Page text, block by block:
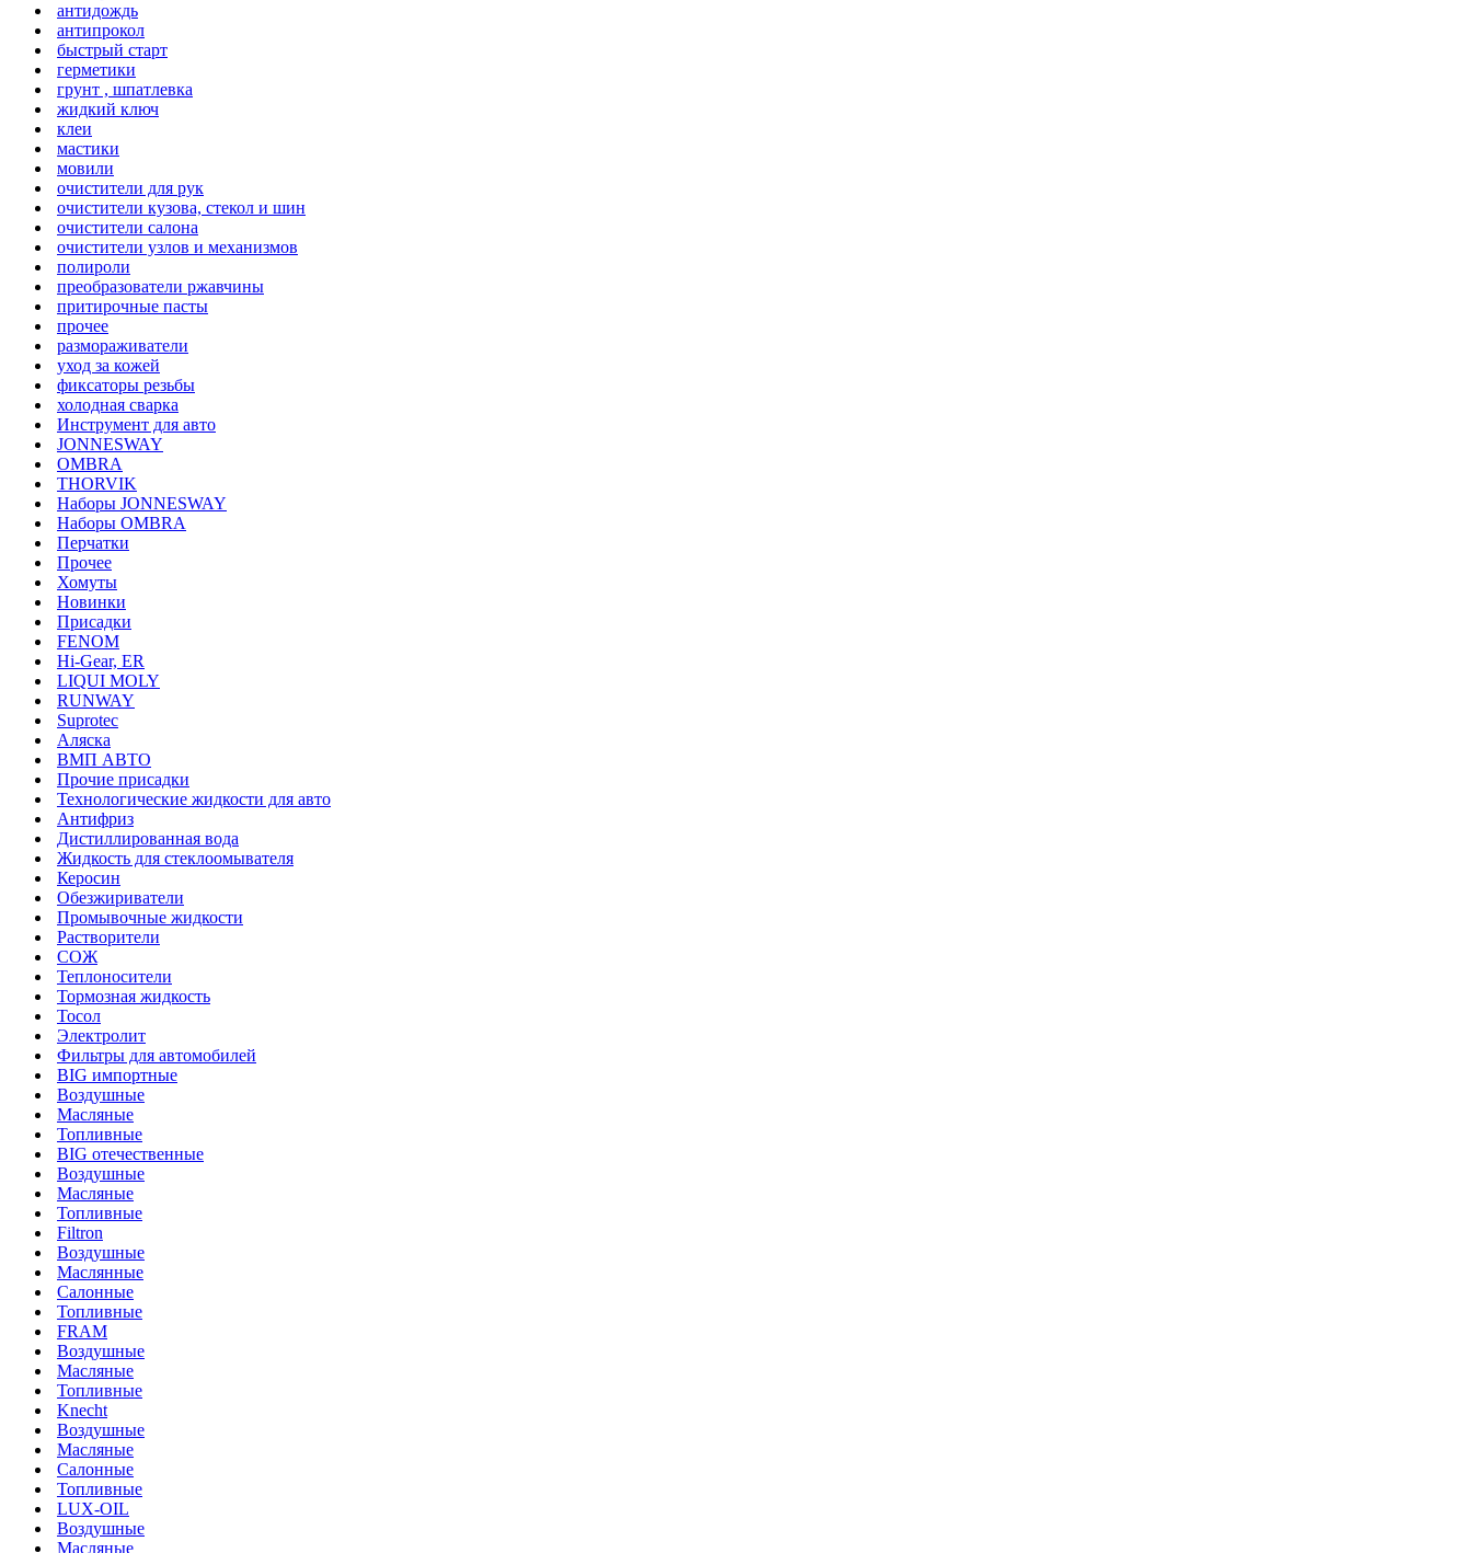
антидождь
антипрокол
быстрый старт
герметики
грунт , шпатлевка
жидкий ключ
клеи
мастики
мовили
очистители для рук
очистители кузова, стекол и шин
очистители салона
очистители узлов и механизмов
полироли
преобразователи ржавчины
притирочные пасты
прочее
размораживатели
уход за кожей
фиксаторы резьбы
холодная сварка
Инструмент для авто
JONNESWAY
OMBRA
THORVIK
Наборы JONNESWAY
Наборы OMBRA
Перчатки
Прочее
Хомуты
Новинки
Присадки
FENOM
Hi-Gear, ER
LIQUI MOLY
RUNWAY
Suprotec
Аляска
ВМП АВТО
Прочие присадки
Технологические жидкости для авто
Антифриз
Дистиллированная вода
Жидкость для стеклоомывателя
Керосин
Обезжириватели
Промывочные жидкости
Растворители
СОЖ
Теплоносители
Тормозная жидкость
Тосол
Электролит
Фильтры для автомобилей
BIG импортные
Воздушные
Масляные
Топливные
BIG отечественные
Воздушные
Масляные
Топливные
Filtron
Воздушные
Маслянные
Салонные
Топливные
FRAM
Воздушные
Масляные
Топливные
Knecht
Воздушные
Масляные
Салонные
Топливные
LUX-OIL
Воздушные
Масляные